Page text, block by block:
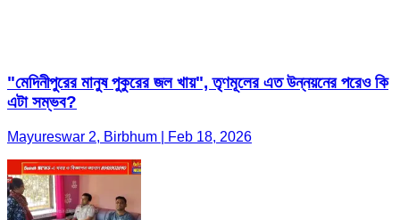
"মেদিনীপুরের মানুষ পুকুরের জল খায়", তৃণমূলের এত উন্নয়নের পরেও কি
এটা সম্ভব?
Mayureswar 2, Birbhum | Feb 18, 2026